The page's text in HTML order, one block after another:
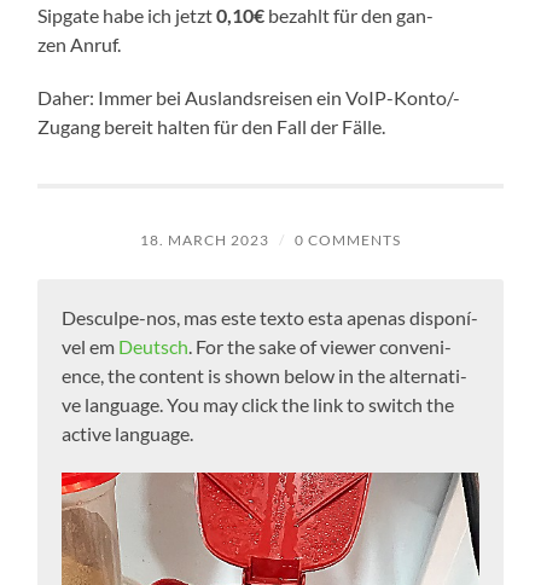
Sip­ga­te habe ich jetzt0,10€ bezahlt für den gan­
zen Anruf.
Daher: Immer bei Aus­lands­rei­sen ein VoIP-Konto/-
Zugang bereit hal­ten für den Fall der Fälle.
18. MARCH 2023 / 0 COMMENTS
Desculpe-nos, mas este tex­to esta ape­n­as dis­poní­
vel em Deutsch. For the sake of view­er con­ve­ni­
ence, the con­tent is shown below in the alter­na­ti­
ve lan­guage. You may click the link to switch the
acti­ve language.